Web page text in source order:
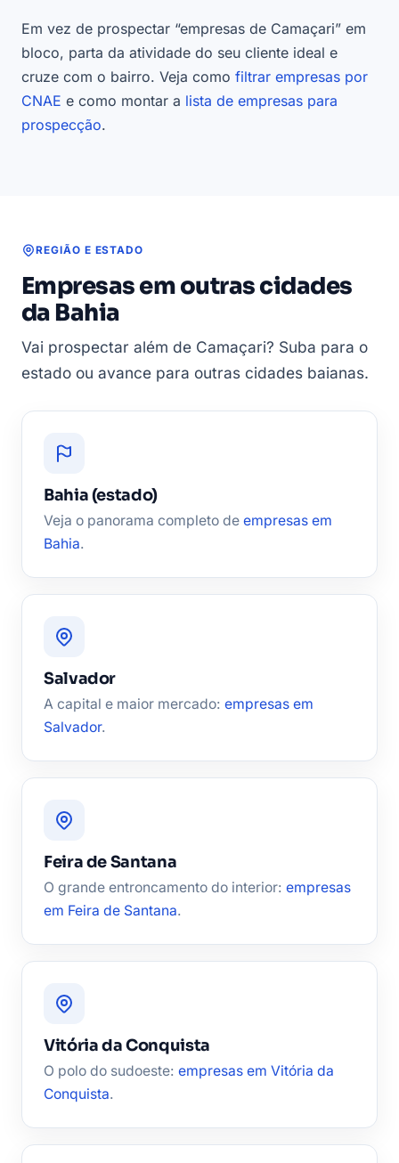
Em vez de prospectar “empresas de Camaçari” em
bloco, parta da atividade do seu cliente ideal e
cruze com o bairro. Veja como filtrar empresas por
CNAE e como montar a lista de empresas para
prospecção.
REGIÃO E ESTADO
Empresas em outras cidades
da Bahia
Vai prospectar além de Camaçari? Suba para o
estado ou avance para outras cidades baianas.
Bahia (estado)
Veja o panorama completo de empresas em
Bahia.
Salvador
A capital e maior mercado: empresas em
Salvador.
Feira de Santana
O grande entroncamento do interior: empresas
em Feira de Santana.
Vitória da Conquista
O polo do sudoeste: empresas em Vitória da
Conquista.